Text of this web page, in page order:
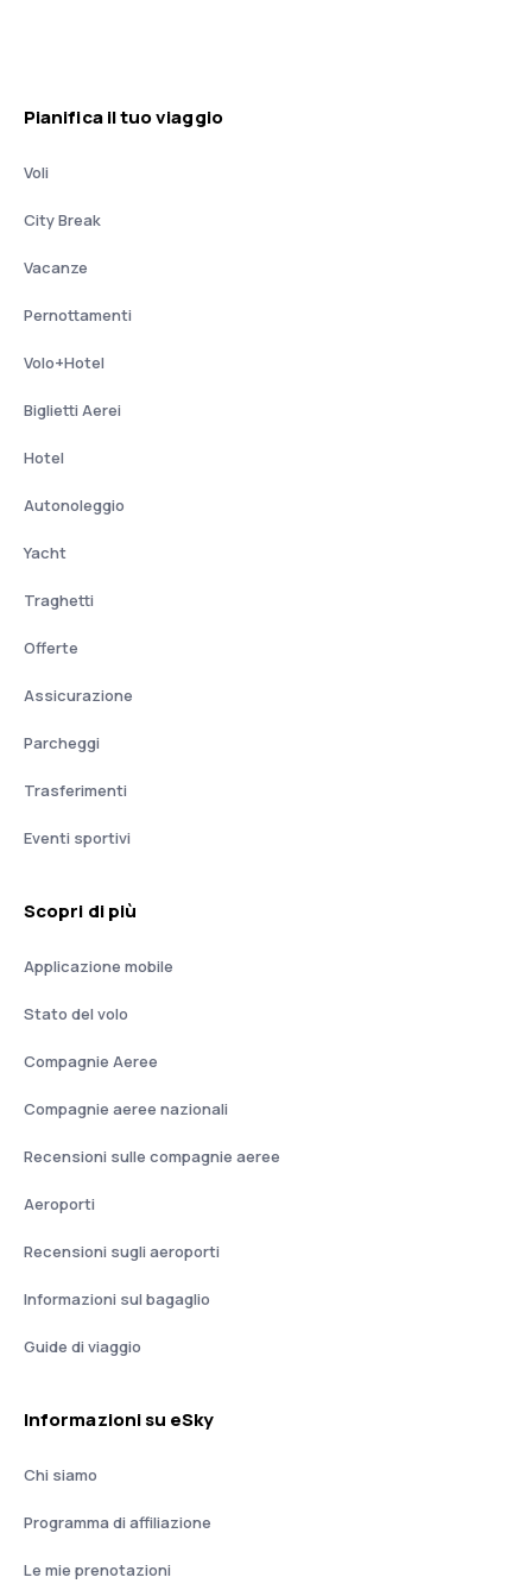
Pianifica il tuo viaggio
Voli
City Break
Vacanze
Pernottamenti
Volo+Hotel
Biglietti Aerei
Hotel
Autonoleggio
Yacht
Traghetti
Offerte
Assicurazione
Parcheggi
Trasferimenti
Eventi sportivi
Scopri di più
Applicazione mobile
Stato del volo
Compagnie Aeree
Compagnie aeree nazionali
Recensioni sulle compagnie aeree
Aeroporti
Recensioni sugli aeroporti
Informazioni sul bagaglio
Guide di viaggio
Informazioni su eSky
Chi siamo
Programma di affiliazione
Le mie prenotazioni